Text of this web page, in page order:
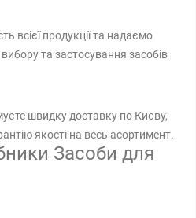
всієї продукції та надаємо
та застосування засобів
швидку доставку по Києву,
якості на весь асортимент.
Засоби для